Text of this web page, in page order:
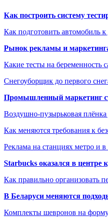
Как построить систему
Как подготовить автомобиль
Рынок рекламы и
Какие тесты на беременность
Снегоуборщик до первого
Промышленный маркетинг
Воздушно-пузырьковая плёнка
Как меняются требования к
Реклама на станциях метро и
Starbucks оказался в центре
Как правильно организовать
В Беларуси меняются
Комплекты шевронов на